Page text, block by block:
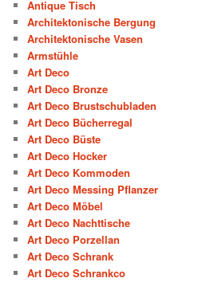
Antique Tisch
Architektonische Bergung
Architektonische Vasen
Armstühle
Art Deco
Art Deco Bronze
Art Deco Brustschubladen
Art Deco Bücherregal
Art Deco Büste
Art Deco Hocker
Art Deco Kommoden
Art Deco Messing Pflanzer
Art Deco Möbel
Art Deco Nachttische
Art Deco Porzellan
Art Deco Schrank
Art Deco Schrankco